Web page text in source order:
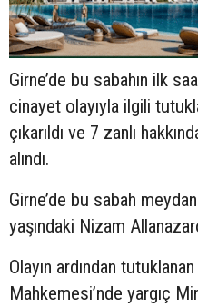
Girne’de bu sabahın ilk
cinayet olayıyla ilgili
çıkarıldı ve 7 zanlı
alındı.
Girne’de bu sabah
yaşındaki Nizam
Olayın ardından
Mahkemesi’nde yargıç